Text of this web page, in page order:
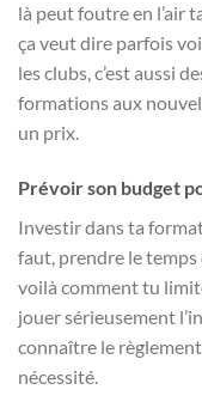
là peut foutre en l’air
ça veut dire parfois
les clubs, c’est aussi
formations aux
un prix.
Prévoir son budget
Investir dans ta
faut, prendre le temps
voilà comment tu
jouer sérieusement
connaître le
nécessité.